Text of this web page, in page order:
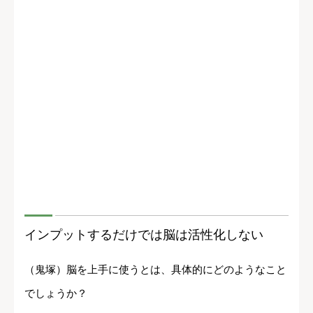
インプットするだけでは脳は活性化しない
（鬼塚）脳を上手に使うとは、具体的にどのようなこと
でしょうか？